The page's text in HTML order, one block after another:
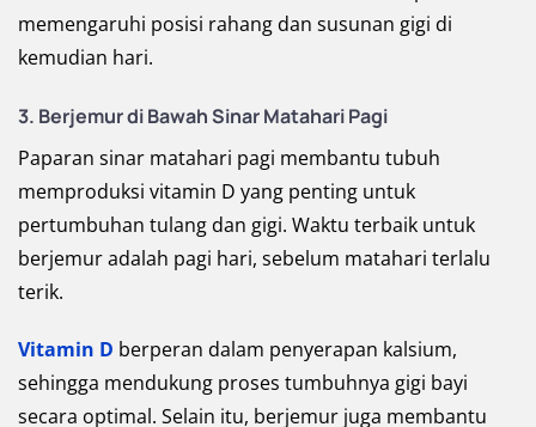
memengaruhi posisi rahang dan susunan gigi di
kemudian hari.
3. Berjemur di Bawah Sinar Matahari Pagi
Paparan sinar matahari pagi membantu tubuh
memproduksi vitamin D yang penting untuk
pertumbuhan tulang dan gigi. Waktu terbaik untuk
berjemur adalah pagi hari, sebelum matahari terlalu
terik.
Vitamin D berperan dalam penyerapan kalsium,
sehingga mendukung proses tumbuhnya gigi bayi
secara optimal. Selain itu, berjemur juga membantu